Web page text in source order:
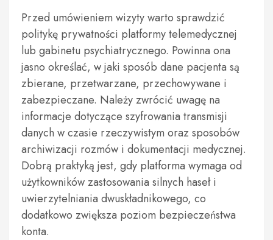
Przed umówieniem wizyty warto sprawdzić
politykę prywatności platformy telemedycznej
lub gabinetu psychiatrycznego. Powinna ona
jasno określać, w jaki sposób dane pacjenta są
zbierane, przetwarzane, przechowywane i
zabezpieczane. Należy zwrócić uwagę na
informacje dotyczące szyfrowania transmisji
danych w czasie rzeczywistym oraz sposobów
archiwizacji rozmów i dokumentacji medycznej.
Dobrą praktyką jest, gdy platforma wymaga od
użytkowników zastosowania silnych haseł i
uwierzytelniania dwuskładnikowego, co
dodatkowo zwiększa poziom bezpieczeństwa
konta.